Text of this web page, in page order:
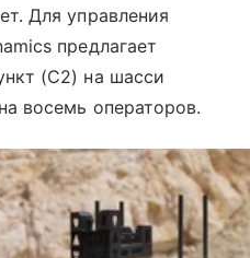
Для управления
предлагает
(C2) на шасси
восемь операторов.